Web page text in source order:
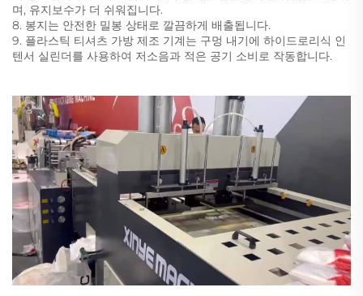
며, 유지보수가 더 쉬워집니다.
8. 봉지는 안전한 밀봉 상태로 깔끔하게 배출됩니다.
9. 플라스틱 티셔츠 가방 제조 기계는 구멍 내기에 하이드로리식 인
텐서 실린더를 사용하여 저소음과 적은 공기 소비로 작동합니다.